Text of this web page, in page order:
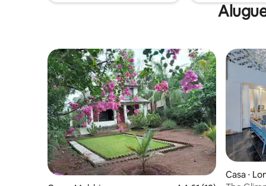
velas, por isso, se você planejar um jantar
à luz de velas, você pode trazer suas
velas aromáticas favoritas. Sala de estar -
Juntamente com a sala de jantar, esta é
uma área multiuso de 275 pés
quadrados. Se você precisar de mais
espaço, a mesa de jantar e as cadeiras
podem ser movidas e outros móveis
reorganizados para criar mais espaço.
Hóspedes extras (depois de 2) podem
dormir aqui, pois temos 4 colchões
Casa ⋅